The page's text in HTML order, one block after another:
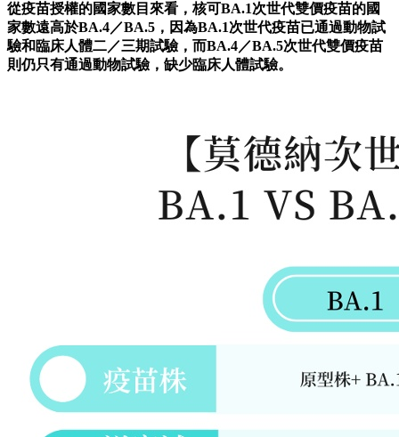
從疫苗授權的國家數目來看，核可BA.1次世代雙價疫苗的國
家數遠高於BA.4／BA.5，因為BA.1次世代疫苗已通過動物試
驗和臨床人體二／三期試驗，而BA.4／BA.5次世代雙價疫苗
則仍只有通過動物試驗，缺少臨床人體試驗。